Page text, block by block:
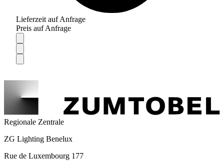
Lieferzeit auf Anfrage
Preis auf Anfrage
Regionale Zentrale
ZG Lighting Benelux
Rue de Luxembourg 177